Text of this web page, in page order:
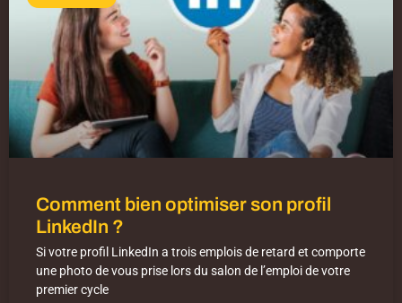
Comment bien optimiser son profil
LinkedIn ?
Si votre profil LinkedIn a trois emplois de retard et comporte
une photo de vous prise lors du salon de l’emploi de votre
premier cycle